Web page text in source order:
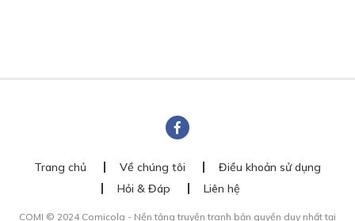
Trang chủ Về chúng tôi
Điều khoản sử dụng
Hỏi & Đáp
Liên hệ
COMI © 2024 Comicola - Nền tảng truyện tranh bản quyền duy nhất tại